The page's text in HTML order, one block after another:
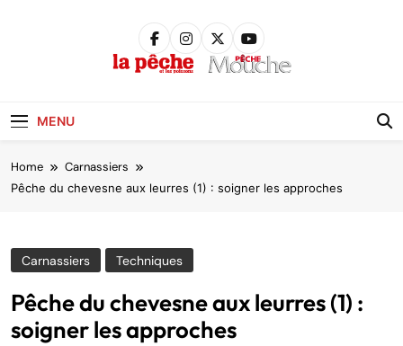
MENU
Home Carnassiers
Pêche du chevesne aux leurres (1) : soigner les approches
Carnassiers Techniques
Pêche du chevesne aux leurres (1) :
soigner les approches